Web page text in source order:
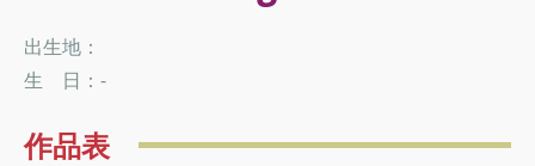
出生地：
生 日：-
作品表